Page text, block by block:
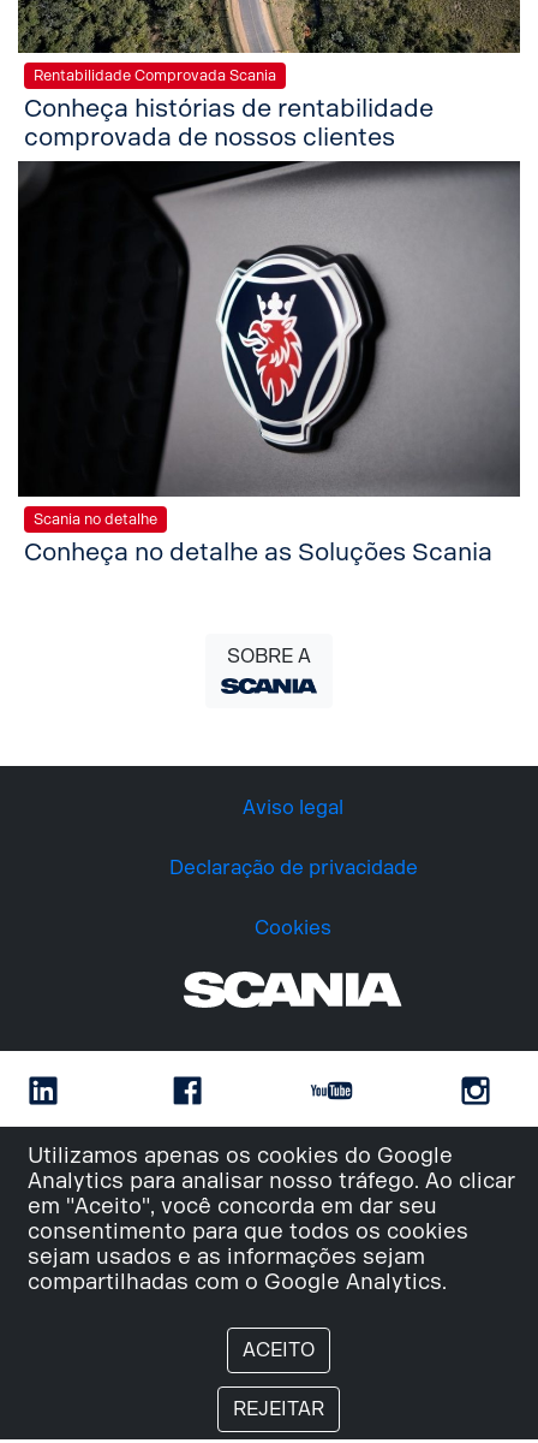
Utilizamos apenas os cookies do Google
Analytics para analisar nosso tráfego. Ao clicar
em "Aceito", você concorda em dar seu
consentimento para que todos os cookies
sejam usados e as informações sejam
compartilhadas com o Google Analytics.
ACEITO
REJEITAR
Rentabilidade Comprovada Scania
Conheça histórias de rentabilidade
comprovada de nossos clientes
Scania no detalhe
Conheça no detalhe as Soluções Scania
SOBRE A
Aviso legal
Declaração de privacidade
Cookies